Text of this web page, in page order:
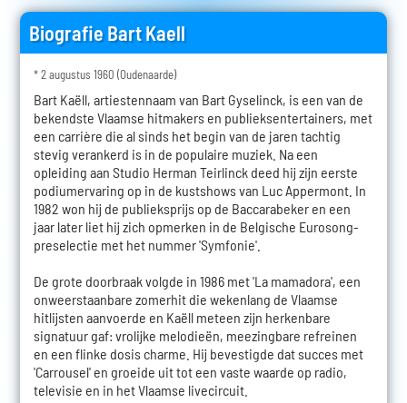
Biografie Bart Kaell
* 2 augustus 1960 (Oudenaarde)
Bart Kaëll, artiestennaam van Bart Gyselinck, is een van de
bekendste Vlaamse hitmakers en publieksentertainers, met
een carrière die al sinds het begin van de jaren tachtig
stevig verankerd is in de populaire muziek. Na een
opleiding aan Studio Herman Teirlinck deed hij zijn eerste
podiumervaring op in de kustshows van Luc Appermont. In
1982 won hij de publieksprijs op de Baccarabeker en een
jaar later liet hij zich opmerken in de Belgische Eurosong-
preselectie met het nummer 'Symfonie'.
De grote doorbraak volgde in 1986 met 'La mamadora', een
onweerstaanbare zomerhit die wekenlang de Vlaamse
hitlijsten aanvoerde en Kaëll meteen zijn herkenbare
signatuur gaf: vrolijke melodieën, meezingbare refreinen
en een flinke dosis charme. Hij bevestigde dat succes met
'Carrousel' en groeide uit tot een vaste waarde op radio,
televisie en in het Vlaamse livecircuit.